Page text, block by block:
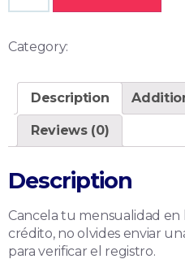
Category:
Description
Reviews (0)
Description
Cancela tu mensualidad en
crédito, no olvides enviar
para verificar el registro.